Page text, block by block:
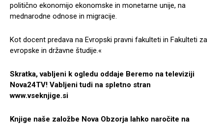
politično ekonomijo ekonomske in monetarne unije, na
mednarodne odnose in migracije.
Kot docent predava na Evropski pravni fakulteti in Fakulteti za
evropske in državne študije.«
Skratka, vabljeni k ogledu oddaje Beremo na televiziji
Nova24TV! Vabljeni tudi na spletno stran
www.vseknjige.si
Knjige naše založbe Nova Obzorja lahko naročite na